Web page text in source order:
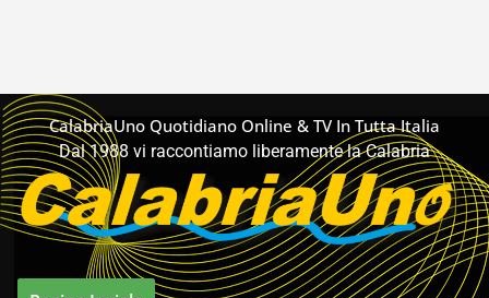
Salta
al
contenuto
CalabriaUno Quotidiano Online & TV In Tutta Italia
Dal 1988 vi raccontiamo liberamente la Calabria